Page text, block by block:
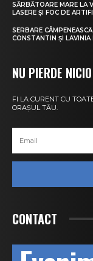
SĂRBĂTOARE MARE LA
LASERE ȘI FOC DE
SERBARE
CONSTANTIN ȘI LAVINIA
NU PIERDE
FI LA CURENT CU
ORAȘUL TĂU.
CONTACT